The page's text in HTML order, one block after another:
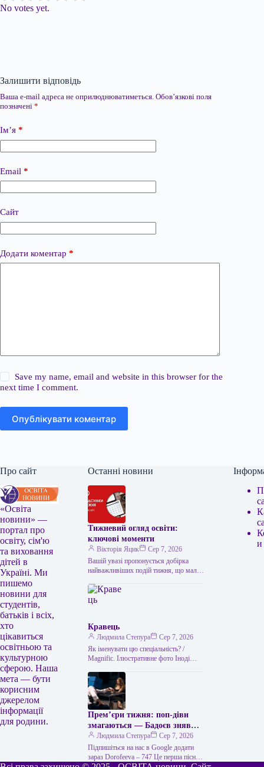
No votes yet.
Залишити відповідь
Ваша e-mail адреса не оприлюднюватиметься. Обов’язкові поля
позначені *
Ім’я *
Email *
Сайт
Додати коментар *
Save my name, email and website in this browser for the
next time I comment.
Опублікувати коментар
Про сайт
«Освіта
новини» —
портал про
освіту, сім'ю
та виховання
дітей в
Україні. Ми
пишемо
новини для
студентів,
батьків і всіх,
хто
цікавиться
освітньою та
культурною
сферою. Наша
мета — бути
корисним
джерелом
інформації
для родини.
Останні новини
Тижневий огляд освіти:
ключові моменти
Вікторія Яцик
Сер 7, 2026
Вашій увазі пропонується добірка
найважливіших подій тижня, що мали
освітні події тижня: підсумки Топ-100
українських…
Кравець
Людмила Степура
Сер 7, 2026
Як іменувати цю спеціальність? /
Magnific. Ілюстративне фото Іноді
займається пошиттям, — це просто
“швачки”.…
Прем’єри тижня: поп-діви
змагаються — Бадоєв зняв
відео для Dorofeeva, а Дуцик
для Тіни Кароль
Людмила Степура
Сер 7, 2026
Підпишіться на нас в Google додати
зараз Dorofeeva – 747 Це перша пісня
и